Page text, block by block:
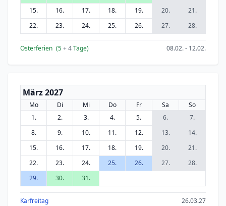
15.
16. 17. 18. 19. 20.
21.
22.
23. 24. 25. 26. 27. 28.
Osterferien (5+ 4Tage) 08.02. - 12.02.
März 2027
Mo Di Mi Do Fr Sa
So
1.
2. 3. 4. 5. 6.
7.
8.
9. 10. 11. 12. 13.
14.
15.
16. 17. 18. 19. 20.
21.
22.
23. 24. 25. 26. 27.
28.
29.
30. 31.
Karfreitag
26.03.27